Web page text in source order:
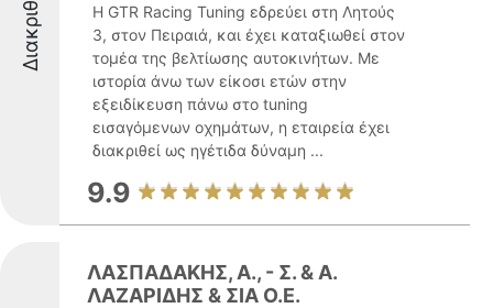
Η GTR Racing Tuning εδρεύει στη Λητούς
3, στον Πειραιά, και έχει καταξιωθεί στον
τομέα της βελτίωσης αυτοκινήτων. Με
ιστορία άνω των είκοσι ετών στην
εξειδίκευση πάνω στο tuning
εισαγόμενων οχημάτων, η εταιρεία έχει
διακριθεί ως ηγέτιδα δύναμη ...
9.9
ΛΑΣΠΑΔΑΚΗΣ, Α., - Σ. & A.
ΛΑΖΑΡΙΔΗΣ & ΣΙΑ Ο.Ε.